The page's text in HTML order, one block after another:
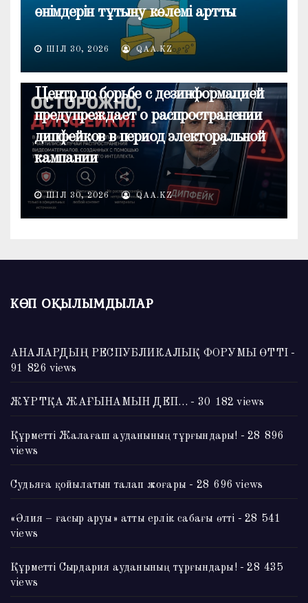
өнімдерін тұтыну көлемі артты
ШІЛ 30, 2026 QAA.KZ
ОБЩЕСТВО
Центр по борьбе с дезинформацией
предупреждает о распространении
дипфейков в период электоральной
кампании
ШІЛ 30, 2026 QAA.KZ
КӨП ОҚЫЛЫМДЫЛАР
АНАЛАРДЫҢ РЕСПУБЛИКАЛЫҚ ФОРУМЫ ӨТТІ -
91 826 views
ЖҰРТҚА ЖАҒЫНАМЫН ДЕП… - 30 182 views
Құрметті Жалағаш ауданының тұрғындары! - 28 896
views
Судьяға қойылатын талап жоғары - 28 696 views
«Әлия – ғасыр аруы» атты ерлік сабағы өтті - 28 541
views
Құрметті Сырдария ауданының тұрғындары!- 28 435
views